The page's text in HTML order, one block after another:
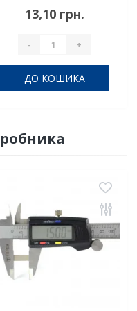
13,10 грн.
- +
ДО КОШИКА